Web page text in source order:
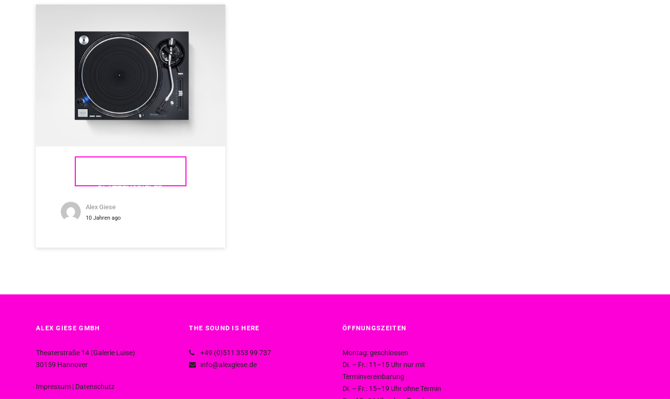
PLATTENSPIELER
Alex Giese
10 Jahren ago
ALEX GIESE GMBH
Theaterstraße 14 (Galerie Luise)
30159 Hannover
Impressum| Datenschutz
THE SOUND IS HERE
+49 (0)511 353 99 737
info@alexgiese.de
ÖFFNUNGSZEITEN
Montag: geschlossen
Di. – Fr.: 11–15 Uhr nur mit
Terminvereinbarung
Di. – Fr.: 15–19 Uhr ohne Termin